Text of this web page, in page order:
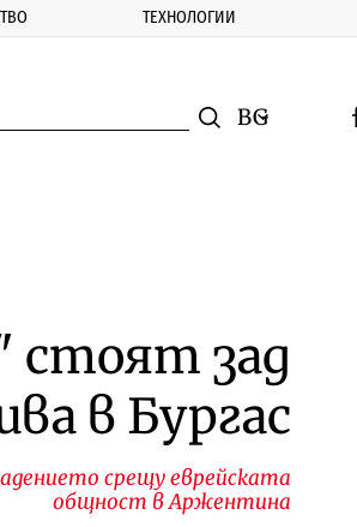
ТЕХНОЛОГИИ
Смяна на
стоят зад
в Бургас
срещу еврейската
общност в Аржентина